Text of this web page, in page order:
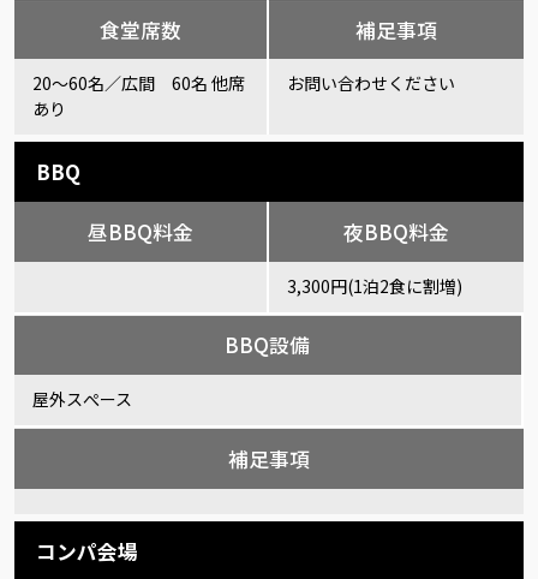
食堂席数
20～60名／広間 60名 他席
あり
補足事項
お問い合わせください
BBQ
昼BBQ料金 夜BBQ料金
3,300円(1泊2食に割増)
BBQ設備
屋外スぺース
補足事項
コンパ会場